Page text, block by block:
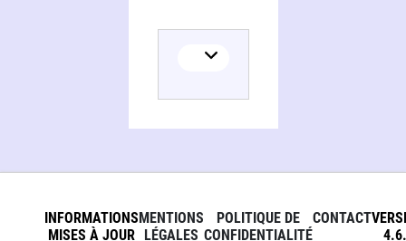
INFORMATIONS
MISES À JOUR
MENTIONS
LÉGALES
POLITIQUE DE
CONFIDENTIALITÉ
CONTACT